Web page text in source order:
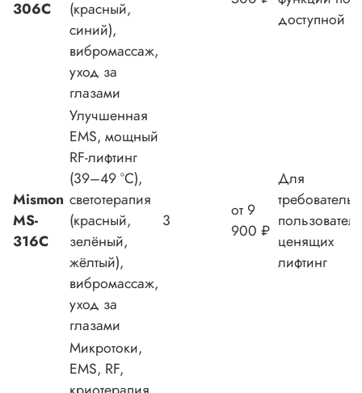
306C
(красный,
синий),
вибромассаж,
уход за
глазами
доступной
Mismon
MS-
316C
Улучшенная
EMS, мощный
RF-лифтинг
(39–49 °C),
светотерапия
(красный,
зелёный,
жёлтый),
вибромассаж,
уход за
глазами
3
от 9
900 ₽
Для
ценящих
лифтинг
Микротоки,
EMS, RF,